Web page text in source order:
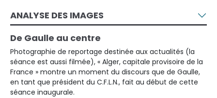
ANALYSE DES IMAGES
De Gaulle au centre
Photographie de reportage destinée aux actualités (la
séance est aussi filmée), « Alger, capitale provisoire de la
France » montre un moment du discours que de Gaulle,
en tant que président du C.F.L.N., fait au début de cette
séance inaugurale.